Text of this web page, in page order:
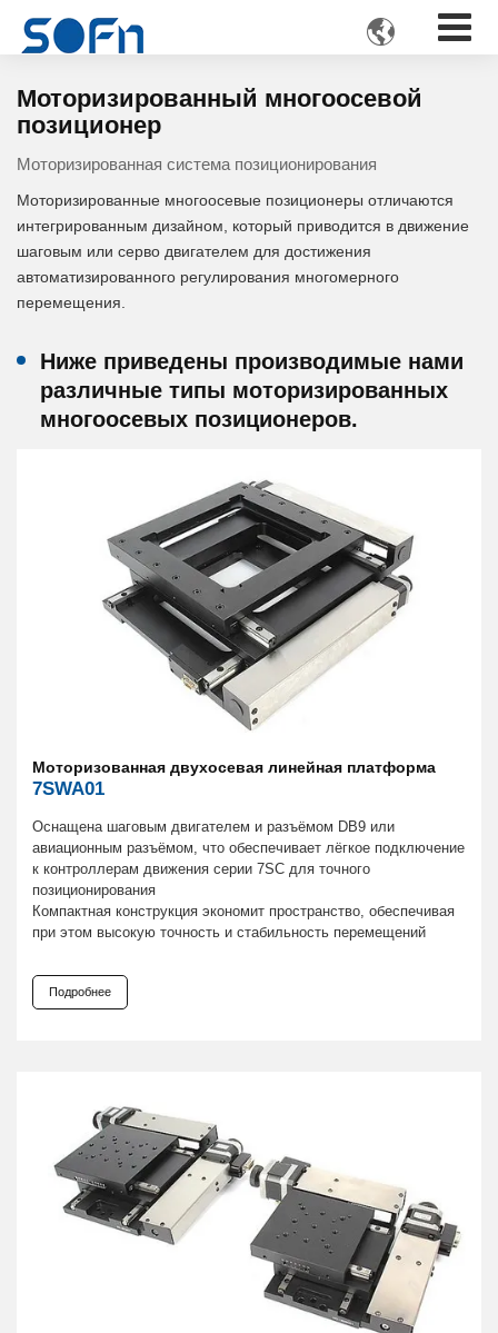

Моторизированный многоосевой
позиционер
Моторизированная система позиционирования
Моторизированные многоосевые позиционеры отличаются
интегрированным дизайном, который приводится в движение
шаговым или серво двигателем для достижения
автоматизированного регулирования многомерного
перемещения.
Ниже приведены производимые нами
различные типы моторизированных
многоосевых позиционеров.
Моторизованная двухосевая линейная платформа
7SWA01
Оснащена шаговым двигателем и разъёмом DB9 или
авиационным разъёмом, что обеспечивает лёгкое подключение
к контроллерам движения серии 7SC для точного
позиционирования
Компактная конструкция экономит пространство, обеспечивая
при этом высокую точность и стабильность перемещений
Подробнее